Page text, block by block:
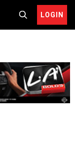
LOGIN